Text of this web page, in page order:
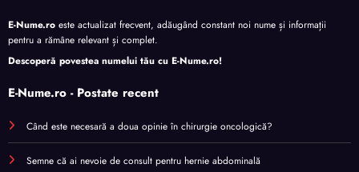
E-Nume.ro este actualizat frecvent, adăugând constant noi nume și informații
pentru a rămâne relevant și complet.
Descoperă povestea numelui tău cu E-Nume.ro!
E-Nume.ro - Postate recent
Când este necesară a doua opinie în chirurgie oncologică?
Semne că ai nevoie de consult pentru hernie abdominală